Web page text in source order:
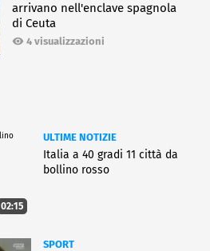
arrivano nell'enclave spagnola
di Ceuta
4 visualizzazioni
02:15
ULTIME NOTIZIE
Italia a 40 gradi 11 città da
bollino rosso
SPORT